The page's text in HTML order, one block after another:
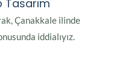
Çanakkale ilinde
iddialıyız.